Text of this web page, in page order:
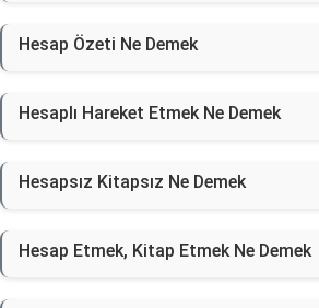
Hesap Özeti Ne Demek
Hesaplı Hareket Etmek Ne Demek
Hesapsız Kitapsız Ne Demek
Hesap Etmek, Kitap Etmek Ne Demek